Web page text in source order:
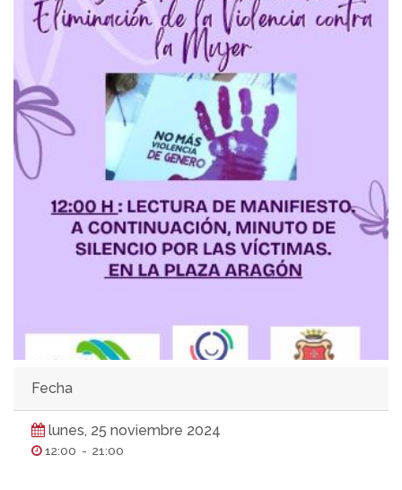
Fecha
lunes, 25 noviembre 2024
12:00 - 21:00